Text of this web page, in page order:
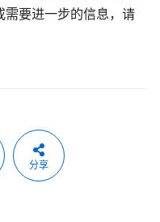
需要进一步的信息，请
分享